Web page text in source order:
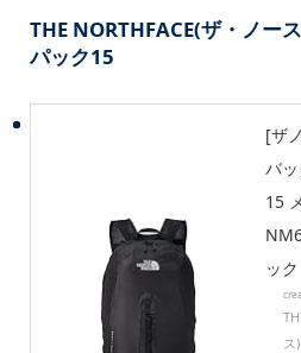
THE NORTHFACE(ザ・ノー
パック15
[ザ
バ
15
ック
ス)